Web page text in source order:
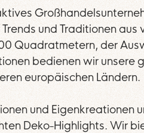
und Traditionen aus
Quadratmetern, der
bedienen wir unsere
europäischen Ländern.
und Eigenkreationen
Deko-Highlights. Wir